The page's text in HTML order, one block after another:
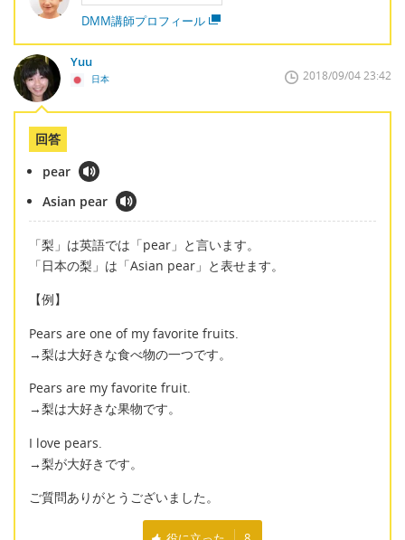
DMM講師プロフィール
Yuu
日本 2018/09/04 23:42
回答
pear
Asian pear
「梨」は英語では「pear」と言います。
「日本の梨」は「Asian pear」と表せます。
【例】
Pears are one of my favorite fruits.
→梨は大好きな食べ物の一つです。
Pears are my favorite fruit.
→梨は大好きな果物です。
I love pears.
→梨が大好きです。
ご質問ありがとうございました。